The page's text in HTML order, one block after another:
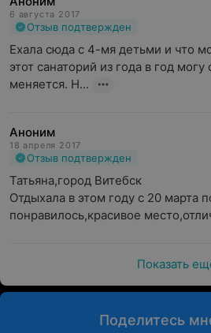
6 августа 2017
Отзыв подтвержден
Ехала сюда с 4-мя детьми и что
этот санаторий из года в год могу
меняется. Н...
Аноним
18 апреля 2017
Отзыв подтвержден
Татьяна,город Витебск
Отдыхала в этом году с 20 марта
понравилось,красивое
Показать
Поделитесь